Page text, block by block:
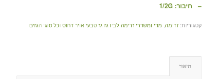
– חיבור: 1/2G
קטגוריות: זרימה, מדי ומשדרי זרימה לביו גז גז טבעי אויר דחוס וכל סוגי הגזים
תיאור